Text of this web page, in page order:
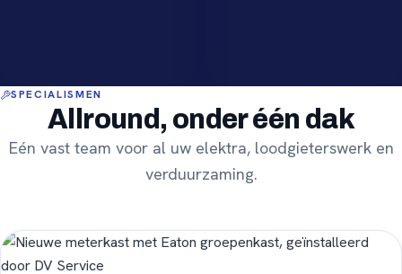
SPECIALISMEN
Allround, onder één dak
Eén vast team voor al uw elektra, loodgieterswerk en
verduurzaming.